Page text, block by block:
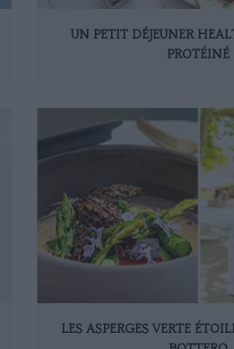
UN PETIT DÉJEUNER
PROTÉINÉ
LES ASPERGES VERTE